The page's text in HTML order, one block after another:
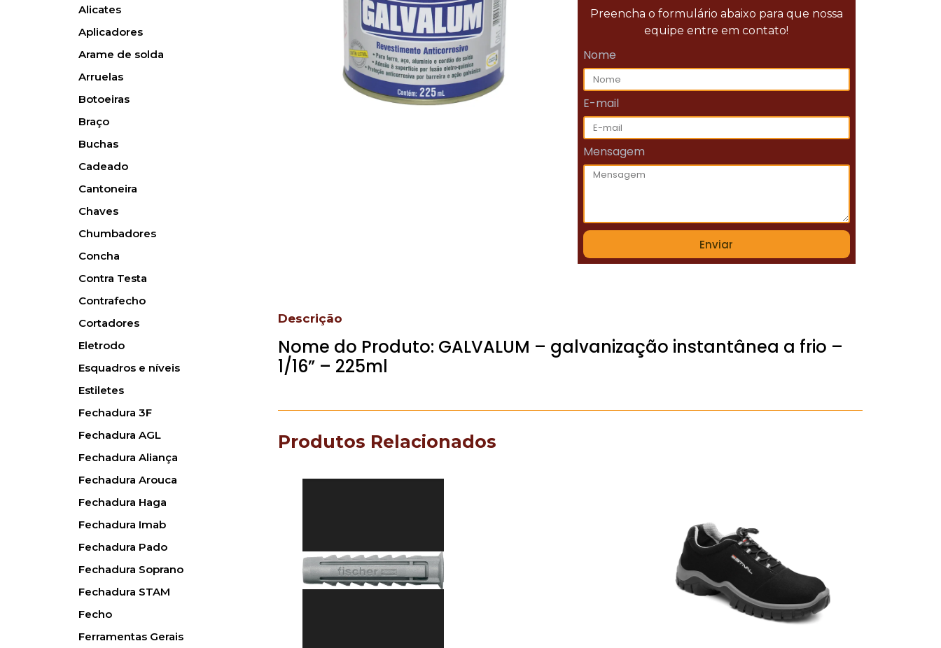
Alicates
Aplicadores
Arame de solda
Arruelas
Botoeiras
Braço
Buchas
Cadeado
Cantoneira
Chaves
Chumbadores
Concha
Contra Testa
Contrafecho
Cortadores
Eletrodo
Esquadros e níveis
Estiletes
Fechadura 3F
Fechadura AGL
Fechadura Aliança
Fechadura Arouca
Fechadura Haga
Fechadura Imab
Fechadura Pado
Fechadura Soprano
Fechadura STAM
Fecho
Ferramentas Gerais
Preencha o formulário abaixo para que nossa
equipe entre em contato!
Nome
E-mail
Mensagem
Enviar
Descrição
Nome do Produto: GALVALUM – galvanização instantânea a frio –
1/16” – 225ml
Produtos Relacionados